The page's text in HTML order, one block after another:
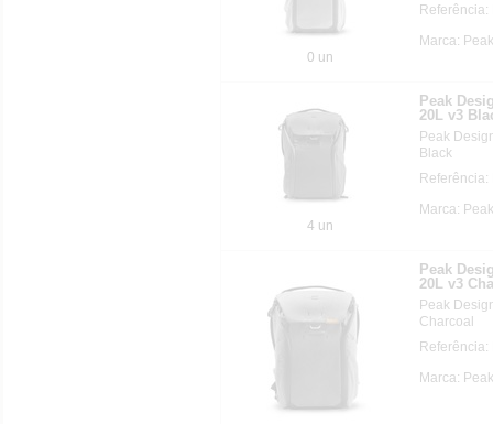
0 un
Referência:
Marca:
4 un
Peak
20L v3
Peak
Black
Referência:
Marca:
Peak
20L v3
Peak
Charcoal
Marca: